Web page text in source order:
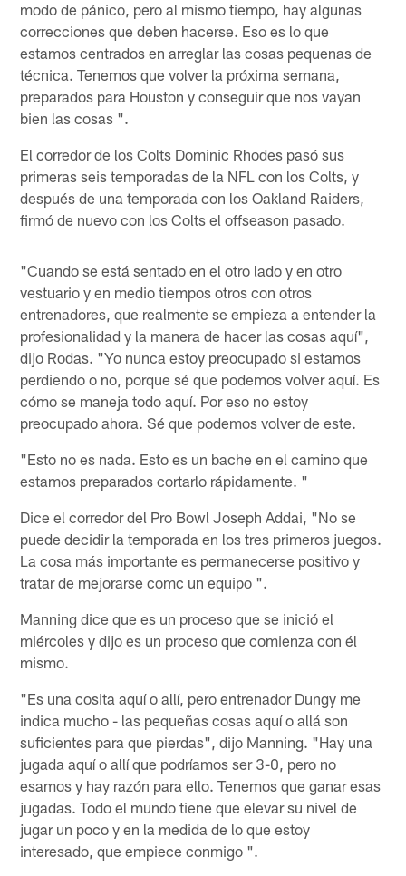
modo de pánico, pero al mismo tiempo, hay algunas
correcciones que deben hacerse. Eso es lo que
estamos centrados en arreglar las cosas pequenas de
técnica. Tenemos que volver la próxima semana,
preparados para Houston y conseguir que nos vayan
bien las cosas ".
El corredor de los Colts Dominic Rhodes pasó sus
primeras seis temporadas de la NFL con los Colts, y
después de una temporada con los Oakland Raiders,
firmó de nuevo con los Colts el offseason pasado.
"Cuando se está sentado en el otro lado y en otro
vestuario y en medio tiempos otros con otros
entrenadores, que realmente se empieza a entender la
profesionalidad y la manera de hacer las cosas aquí",
dijo Rodas. "Yo nunca estoy preocupado si estamos
perdiendo o no, porque sé que podemos volver aquí. Es
cómo se maneja todo aquí. Por eso no estoy
preocupado ahora. Sé que podemos volver de este.
"Esto no es nada. Esto es un bache en el camino que
estamos preparados cortarlo rápidamente. "
Dice el corredor del Pro Bowl Joseph Addai, "No se
puede decidir la temporada en los tres primeros juegos.
La cosa más importante es permanecerse positivo y
tratar de mejorarse comc un equipo ".
Manning dice que es un proceso que se inició el
miércoles y dijo es un proceso que comienza con él
mismo.
"Es una cosita aquí o allí, pero entrenador Dungy me
indica mucho - las pequeñas cosas aquí o allá son
suficientes para que pierdas", dijo Manning. "Hay una
jugada aquí o allí que podríamos ser 3-0, pero no
esamos y hay razón para ello. Tenemos que ganar esas
jugadas. Todo el mundo tiene que elevar su nivel de
jugar un poco y en la medida de lo que estoy
interesado, que empiece conmigo ".